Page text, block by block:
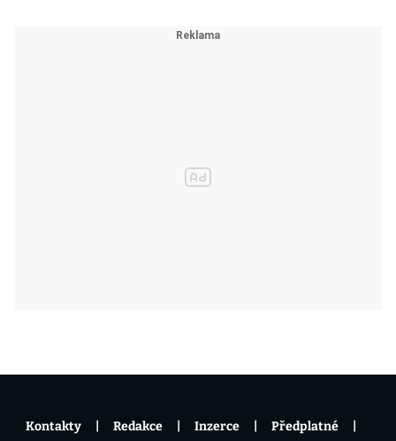
Kontakty Redakce Inzerce Předplatné